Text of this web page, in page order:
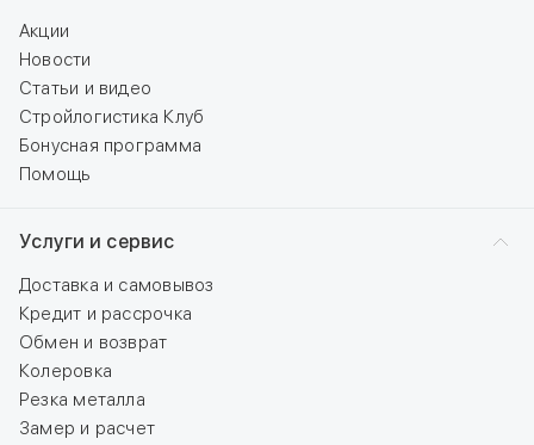
Акции
Новости
Статьи и видео
Стройлогистика Клуб
Бонусная программа
Помощь
Услуги и сервис
Доставка и самовывоз
Кредит и рассрочка
Обмен и возврат
Колеровка
Резка металла
Замер и расчет